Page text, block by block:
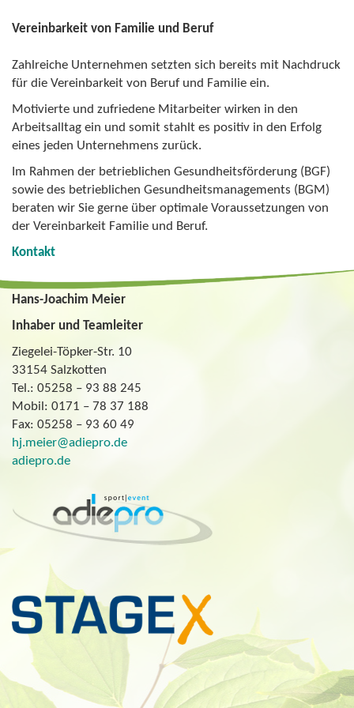
Vereinbarkeit von Familie und Beruf
Zahlreiche Unternehmen setzten sich bereits mit Nachdruck
für die Vereinbarkeit von Beruf und Familie ein.
Motivierte und zufriedene Mitarbeiter wirken in den
Arbeitsalltag ein und somit stahlt es positiv in den Erfolg
eines jeden Unternehmens zurück.
Im Rahmen der betrieblichen Gesundheitsförderung (BGF)
sowie des betrieblichen Gesundheitsmanagements (BGM)
beraten wir Sie gerne über optimale Voraussetzungen von
der Vereinbarkeit Familie und Beruf.
Kontakt
Hans-Joachim Meier
Inhaber und Teamleiter
Ziegelei-Töpker-Str. 10
33154 Salzkotten
Tel.: 05258 – 93 88 245
Mobil: 0171 – 78 37 188
Fax: 05258 – 93 60 49
hj.meier@adiepro.de
adiepro.de